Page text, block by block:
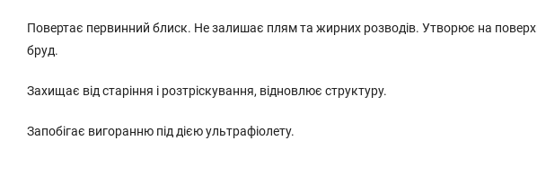
Повертає первинний блиск. Не залишає плям та жирних розводів. Утворює на
бруд.
Захищає від старіння і розтріскування, відновлює структуру.
Запобігає вигоранню під дією ультрафіолету.